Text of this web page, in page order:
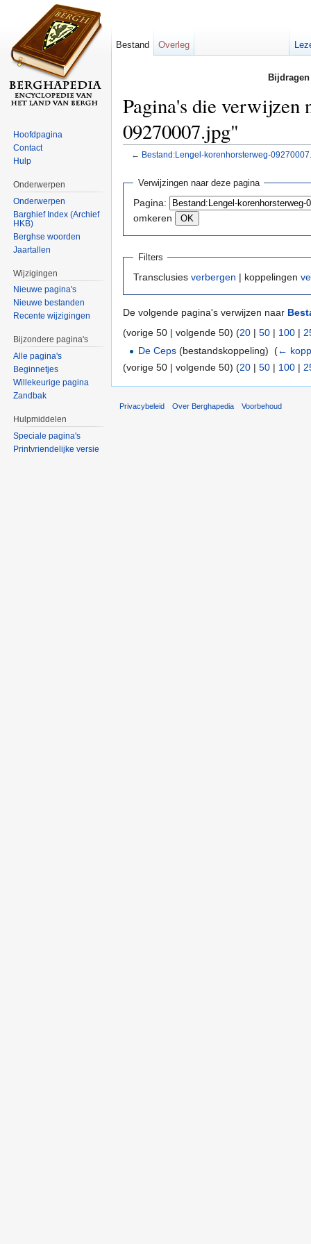
Pagina's die verwijzen
09270007.jpg"
← Bestand:Lengel-korenhorsterweg-
Verwijzingen naar deze pagina
Pagina:
omkeren
Filters
Transclusies verbergen | koppelingen
De volgende pagina's verwijzen naar
(vorige 50 | volgende 50) (20 | 50 | 100 |
De Ceps (bestandskoppeling) ‎(←
(vorige 50 | volgende 50) (20 | 50 | 100 |
Bestand Overleg
Hoofdpagina
Contact
Hulp
Onderwerpen
Onderwerpen
Barghief Index (Archief
HKB)
Berghse woorden
Jaartallen
Wijzigingen
Nieuwe pagina's
Nieuwe bestanden
Recente wijzigingen
Bijzondere pagina's
Alle pagina's
Beginnetjes
Willekeurige pagina
Zandbak
Hulpmiddelen
Speciale pagina's
Printvriendelijke versie
Privacybeleid Over Berghapedia Voorbehoud